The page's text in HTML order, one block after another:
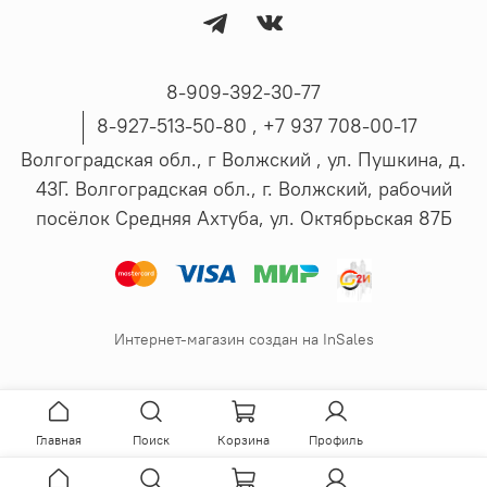
8-909-392-30-77
8-927-513-50-80 , ‪+7 937 708-00-17
Волгоградская обл., г Волжский , ул. Пушкина, д.
43Г. Волгоградская обл., г. Волжский, рабочий
посёлок Средняя Ахтуба, ул. Октябрьская 87Б
Интернет-магазин создан на InSales
Главная Поиск Корзина Профиль